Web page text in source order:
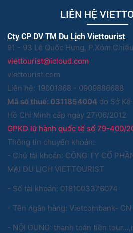
LIÊN HỆ
Cty CP DV TM Du Lịch Viettourist
91 - 93 Lê Quốc Hưng, P.Xóm
viettourist@icloud.com
viettourist.com
Liên hệ: 19001868 - 0909886688
Mã số thuế: 0311854004 do Sở
Hồ Chí Minh cấp ngày 27/06/2012
GPKD lữ hành quốc tế số 79-400/
Thông tin chuyển khoản:
- Chủ tài khoản: CÔNG TY CỔ
MẠI DU LỊCH VIETTOURIST
- Số tài khoản: 0181003376074
- Tên ngân hàng: Vietcombank- CN
- NỘI DUNG: thanh toán tiền